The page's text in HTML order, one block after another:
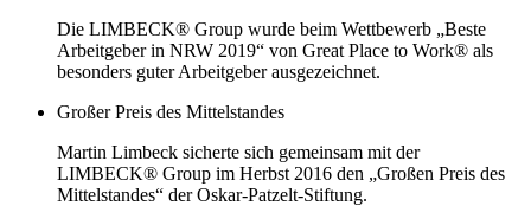
Die LIMBECK® Group wurde beim Wettbewerb „Beste
Arbeitgeber in NRW 2019“ von Great Place to Work® als
besonders guter Arbeitgeber ausgezeichnet.
Großer Preis des Mittelstandes
Martin Limbeck sicherte sich gemeinsam mit der
LIMBECK® Group im Herbst 2016 den „Großen Preis des
Mittelstandes“ der Oskar-Patzelt-Stiftung.